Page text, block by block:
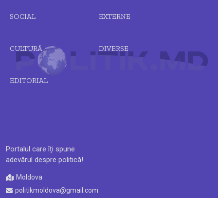
Portalul care îți spune
adevărul despre politică!
Moldova
politikmoldova@gmail.com
SOCIAL EXTERNE
CULTURĂ DIVERSE
EDITORIAL